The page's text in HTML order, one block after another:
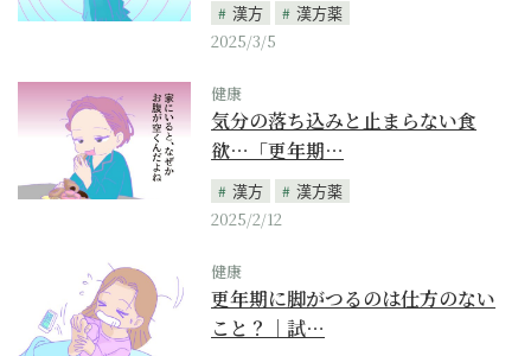
漢方
漢方薬
2025/3/5
健康
気分の落ち込みと止まらない食
欲…「更年期…
漢方
漢方薬
2025/2/12
健康
更年期に脚がつるのは仕方のない
こと？｜試…